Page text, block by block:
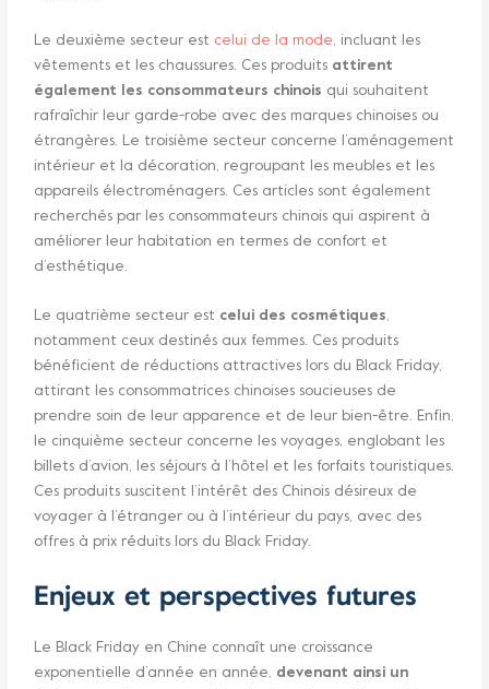
Le deuxième secteur est celui de la mode, incluant les
vêtements et les chaussures. Ces produits attirent
également les consommateurs chinois qui souhaitent
rafraîchir leur garde-robe avec des marques chinoises ou
étrangères. Le troisième secteur concerne l’aménagement
intérieur et la décoration, regroupant les meubles et les
appareils électroménagers. Ces articles sont également
recherchés par les consommateurs chinois qui aspirent à
améliorer leur habitation en termes de confort et
d’esthétique.
Le quatrième secteur est celui des cosmétiques,
notamment ceux destinés aux femmes. Ces produits
bénéficient de réductions attractives lors du Black Friday,
attirant les consommatrices chinoises soucieuses de
prendre soin de leur apparence et de leur bien-être. Enfin,
le cinquième secteur concerne les voyages, englobant les
billets d’avion, les séjours à l’hôtel et les forfaits touristiques.
Ces produits suscitent l’intérêt des Chinois désireux de
voyager à l’étranger ou à l’intérieur du pays, avec des
offres à prix réduits lors du Black Friday.
Enjeux et perspectives futures
Le Black Friday en Chine connaît une croissance
exponentielle d’année en année, devenant ainsi un